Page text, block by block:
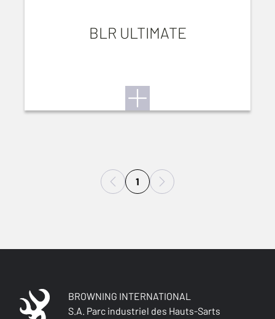
BLR ULTIMATE
1
BROWNING INTERNATIONAL
S.A. Parc industriel des Hauts-Sarts